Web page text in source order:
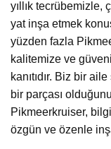
yıllık
yat inşa etmek
yüzden fazla
kalitemize ve
kanıtıdır. Biz bir
bir parçası
Pikmeerkruiser,
özgün ve özenle